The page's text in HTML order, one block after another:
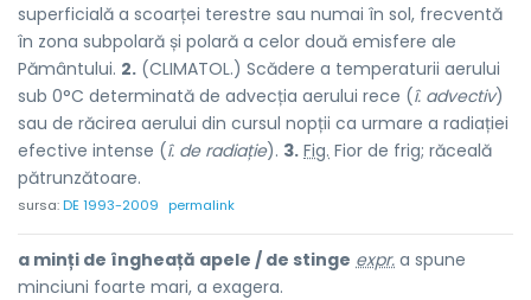
superficială a scoarței terestre sau numai în sol, frecventă
în zona subpolară și polară a celor două emisfere ale
Pământului. 2. (CLIMATOL.) Scădere a temperaturii aerului
sub 0°C determinată de advecția aerului rece (î. advectiv)
sau de răcirea aerului din cursul nopții ca urmare a radiației
efective intense (î. de radiație). 3. Fig. Fior de frig; răceală
pătrunzătoare.
sursa:DE 1993-2009 permalink
a minți de îngheață apele / de stinge expr. a spune
minciuni foarte mari, a exagera.